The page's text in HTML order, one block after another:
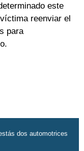
este
reenviar el
para
dos automotrices